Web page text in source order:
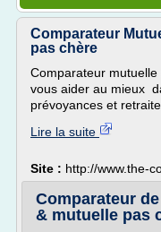
Comparateur
pas chère
Comparateur
vous aider au mieux
prévoyances et
Lire la suite
Site : http://www.the-
Comparateur
& mutuelle pas